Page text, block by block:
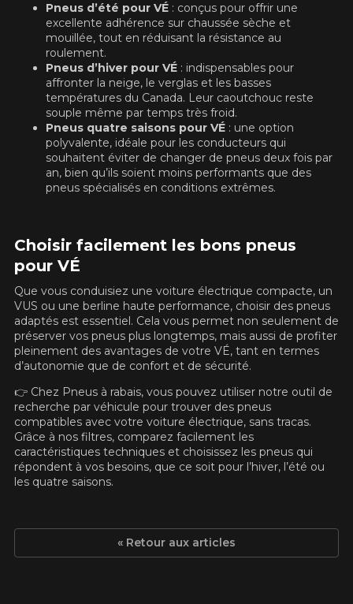
Pneus d’été pour VÉ: conçus pour offrir une
excellente adhérence sur chaussée sèche et
mouillée, tout en réduisant la résistance au
roulement.
Pneus d’hiver pour VÉ: indispensables pour
affronter la neige, le verglas et les basses
températures du Canada. Leur caoutchouc reste
souple même par temps très froid.
Pneus quatre saisons pour VÉ: une option
polyvalente, idéale pour les conducteurs qui
souhaitent éviter de changer de pneus deux fois par
an, bien qu’ils soient moins performants que des
pneus spécialisés en conditions extrêmes.
Choisir facilement les bons pneus
pour VÉ
Que vous conduisiez une voiture électrique compacte, un
VUS ou une berline haute performance, choisir des pneus
adaptés est essentiel. Cela vous permet non seulement de
préserver vos pneus plus longtemps, mais aussi de profiter
pleinement des avantages de votre VÉ, tant en termes
d’autonomie que de confort et de sécurité.
👉 Chez Pneus à rabais, vous pouvez utiliser notre outil de
recherche par véhicule pour trouver des pneus
compatibles avec votre voiture électrique, sans tracas.
Grâce à nos filtres, comparez facilement les
caractéristiques techniques et choisissez les pneus qui
répondent à vos besoins, que ce soit pour l’hiver, l’été ou
les quatre saisons.
« Retour aux articles